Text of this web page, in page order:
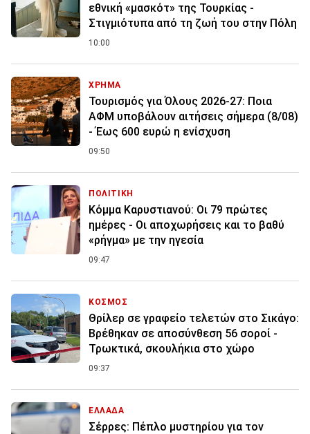
εθνική «μασκότ» της Τουρκίας -
Στιγμιότυπα από τη ζωή του στην Πόλη
10:00
ΧΡΗΜΑ
Τουρισμός για Όλους 2026-27: Ποια
ΑΦΜ υποβάλουν αιτήσεις σήμερα (8/08)
- Έως 600 ευρώ η ενίσχυση
09:50
ΠΟΛΙΤΙΚΗ
Κόμμα Καρυστιανού: Οι 79 πρώτες
ημέρες - Οι αποχωρήσεις και το βαθύ
«ρήγμα» με την ηγεσία
09:47
ΚΟΣΜΟΣ
Θρίλερ σε γραφείο τελετών στο Σικάγο:
Βρέθηκαν σε αποσύνθεση 56 σοροί -
Τρωκτικά, σκουλήκια στο χώρο
09:37
ΕΛΛΑΔΑ
Σέρρες: Πέπλο μυστηρίου για τον